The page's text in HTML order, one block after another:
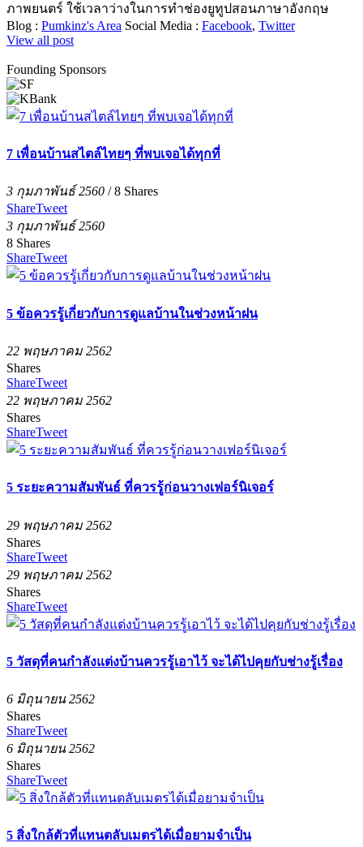
ภาพยนตร์ ใช้เวลาว่างในการทำช่องยูทูปสอนภาษาอังกฤษ
Blog : Pumkinz's Area Social Media : Facebook, Twitter
View all post
Founding Sponsors
7 เพื่อนบ้านสไตล์ไทยๆ ที่พบเจอได้ทุกที่
3 กุมภาพันธ์ 2560 /8 Shares
ShareTweet
3 กุมภาพันธ์ 2560
8 Shares
ShareTweet
5 ข้อควรรู้เกี่ยวกับการดูแลบ้านในช่วงหน้าฝน
22 พฤษภาคม 2562
Shares
ShareTweet
22 พฤษภาคม 2562
Shares
ShareTweet
5 ระยะความสัมพันธ์ ที่ควรรู้ก่อนวางเฟอร์นิเจอร์
29 พฤษภาคม 2562
Shares
ShareTweet
29 พฤษภาคม 2562
Shares
ShareTweet
5 วัสดุที่คนกำลังแต่งบ้านควรรู้เอาไว้ จะได้ไปคุยกับช่างรู้เรื่อง
6 มิถุนายน 2562
Shares
ShareTweet
6 มิถุนายน 2562
Shares
ShareTweet
5 สิ่งใกล้ตัวที่แทนตลับเมตรได้เมื่อยามจำเป็น